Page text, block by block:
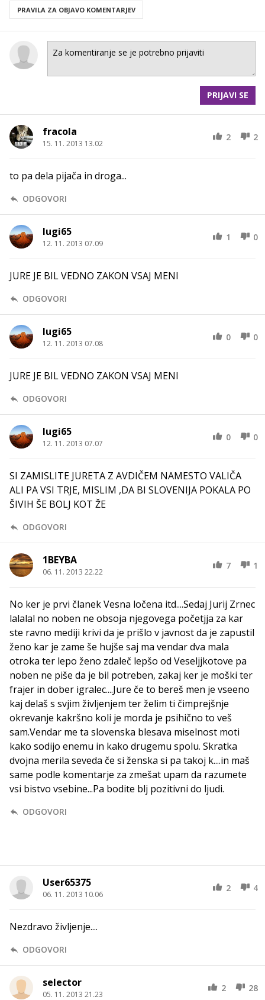
PRAVILA ZA OBJAVO KOMENTARJEV
PRIJAVI SE
fracola
15. 11. 2013 13.02
2 2
to pa dela pijača in droga...
ODGOVORI
lugi65
12. 11. 2013 07.09
1 0
JURE JE BIL VEDNO ZAKON VSAJ MENI
ODGOVORI
lugi65
12. 11. 2013 07.08
0 0
JURE JE BIL VEDNO ZAKON VSAJ MENI
ODGOVORI
lugi65
12. 11. 2013 07.07
0 0
SI ZAMISLITE JURETA Z AVDIČEM NAMESTO VALIČA
ALI PA VSI TRJE, MISLIM ,DA BI SLOVENIJA POKALA PO
ŠIVIH ŠE BOLJ KOT ŽE
ODGOVORI
1BEYBA
06. 11. 2013 22.22
7 1
No ker je prvi članek Vesna ločena itd....Sedaj Jurij Zrnec
lalalal no noben ne obsoja njegovega početjja za kar
ste ravno mediji krivi da je prišlo v javnost da je zapustil
ženo kar je zame še hujše saj ma vendar dva mala
otroka ter lepo ženo zdaleč lepšo od Veseljjkotove pa
noben ne piše da je bil potreben, zakaj ker je moški ter
frajer in dober igralec....Jure če to bereš men je vseeno
kaj delaš s svjim življenjem ter želim ti čimprejšnje
okrevanje kakršno koli je morda je psihično to veš
sam.Vendar me ta slovenska blesava miselnost moti
kako sodijo enemu in kako drugemu spolu. Skratka
dvojna merila seveda če si ženska si pa takoj k....in maš
same podle komentarje za zmešat upam da razumete
vsi bistvo vsebine...Pa bodite blj pozitivni do ljudi.
ODGOVORI
User65375
06. 11. 2013 10.06
2 4
Nezdravo življenje....
ODGOVORI
selector
05. 11. 2013 21.23
2 28